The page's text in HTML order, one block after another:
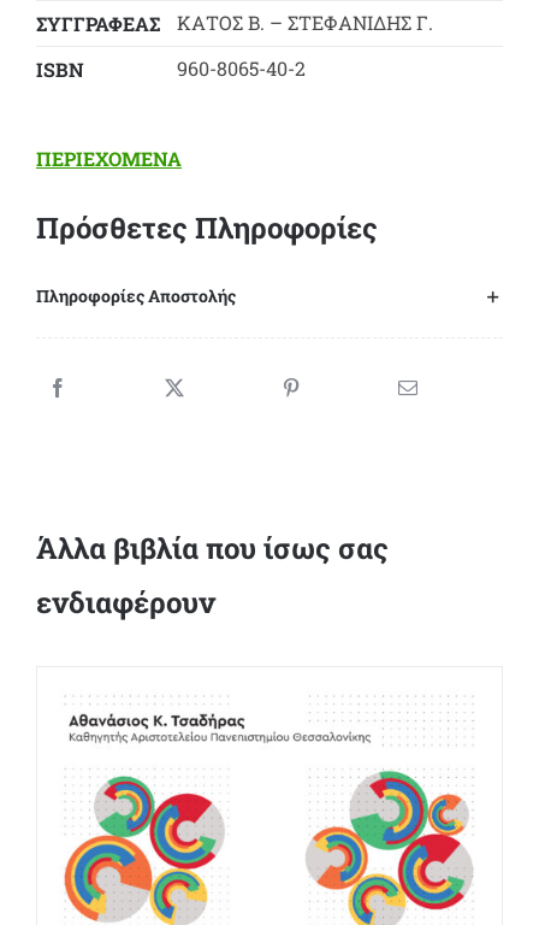
ΣΥΓΓΡΑΦΕΑΣ
ΚΑΤΟΣ Β. – ΣΤΕΦΑΝΙΔΗΣ Γ.
ΙSBN
960-8065-40-2
ΠΕΡΙΕΧΟΜΕΝΑ
Πρόσθετες Πληροφορίες
Πληροφορίες Αποστολής
Άλλα βιβλία που ίσως σας
ενδιαφέρουν